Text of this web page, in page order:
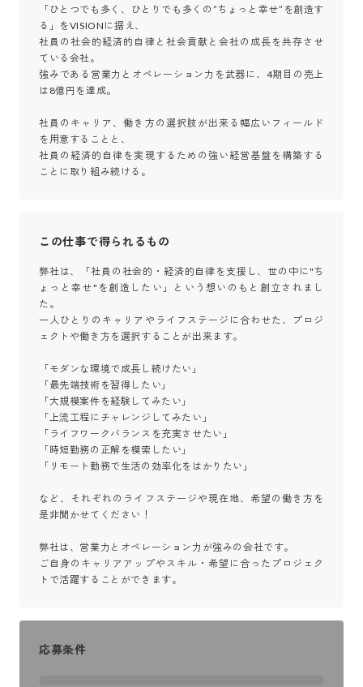
「ひとつでも多く、ひとりでも多くの”ちょっと幸せ”を創造す
る」をVISIONに据え、
社員の社会的経済的自律と社会貢献と会社の成長を共存させ
ている会社。
強みである営業力とオペレーション力を武器に、4期目の売上
は8億円を達成。
社員のキャリア、働き方の選択肢が出来る幅広いフィールド
を用意することと、
社員の経済的自律を実現するための強い経営基盤を構築する
ことに取り組み続ける。
この仕事で得られるもの
弊社は、「社員の社会的・経済的自律を支援し、世の中に"ち
ょっと幸せ"を創造したい」という想いのもと創立されまし
た。
一人ひとりのキャリアやライフステージに合わせた、プロジ
ェクトや働き方を選択することが出来ます。
「モダンな環境で成長し続けたい」
「最先端技術を習得したい」
「大規模案件を経験してみたい」
「上流工程にチャレンジしてみたい」
「ライフワークバランスを充実させたい」
「時短勤務の正解を模索したい」
「リモート勤務で生活の効率化をはかりたい」
など、それぞれのライフステージや現在地、希望の働き方を
是非聞かせてください！
弊社は、営業力とオペレーション力が強みの会社です。
ご自身のキャリアアップやスキル・希望に合ったプロジェク
トで活躍することができます。
応募条件